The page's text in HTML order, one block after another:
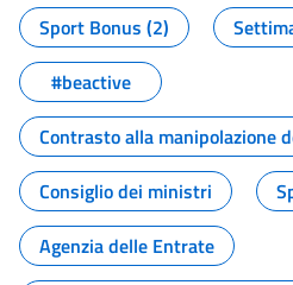
Sport Bonus (2)
#beactive
Contrasto alla manipolazione
Consiglio dei ministri
Agenzia delle Entrate